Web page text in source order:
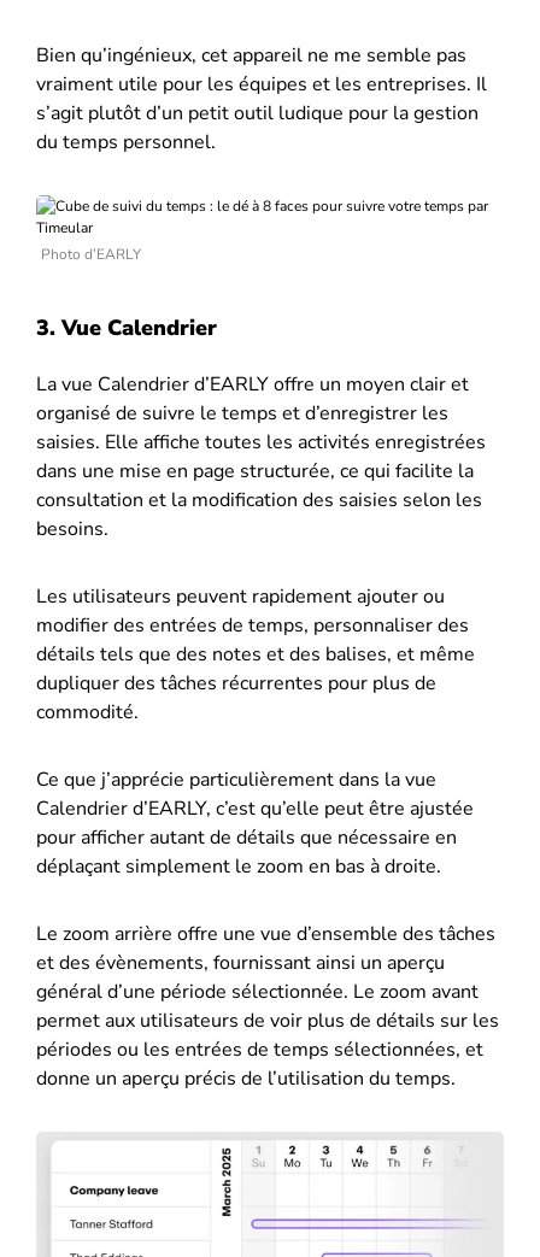
Bien qu’ingénieux, cet appareil ne me semble pas
vraiment utile pour les équipes et les entreprises. Il
s’agit plutôt d’un petit outil ludique pour la gestion
du temps personnel.
Photo d’EARLY
3. Vue Calendrier
La vue Calendrier d’EARLY offre un moyen clair et
organisé de suivre le temps et d’enregistrer les
saisies. Elle affiche toutes les activités enregistrées
dans une mise en page structurée, ce qui facilite la
consultation et la modification des saisies selon les
besoins.
Les utilisateurs peuvent rapidement ajouter ou
modifier des entrées de temps, personnaliser des
détails tels que des notes et des balises, et même
dupliquer des tâches récurrentes pour plus de
commodité.
Ce que j’apprécie particulièrement dans la vue
Calendrier d’EARLY, c’est qu’elle peut être ajustée
pour afficher autant de détails que nécessaire en
déplaçant simplement le zoom en bas à droite.
Le zoom arrière offre une vue d’ensemble des tâches
et des évènements, fournissant ainsi un aperçu
général d’une période sélectionnée. Le zoom avant
permet aux utilisateurs de voir plus de détails sur les
périodes ou les entrées de temps sélectionnées, et
donne un aperçu précis de l’utilisation du temps.